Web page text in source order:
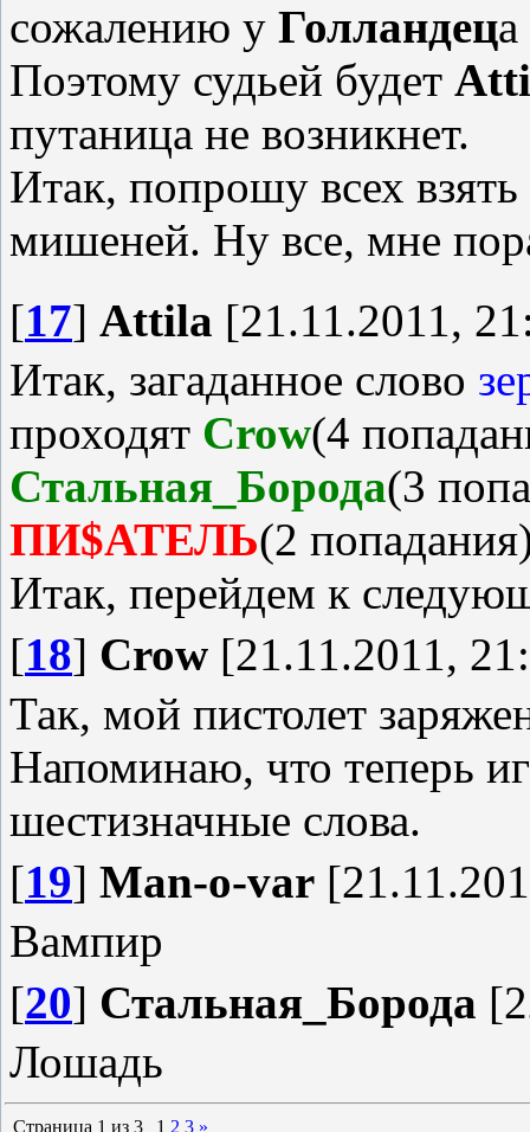
сожалению у Голландец
Поэтому судьей будет
путаница не возникнет.
Итак, попрошу всех
мишеней. Ну все, мне
[17] Attila [21.11.2011,
Итак, загаданное слово
проходят Crow(4
Стальная_Борода(3
ПИ$АТЕЛЬ(2
Итак, перейдем к
[18] Crow [21.11.2011,
Так, мой пистолет
Напоминаю, что теперь
шестизначные слова.
[19] Man-o-var
Вампир
[20] Стальная_Борода
Лошадь
Страница 1 из 3 1 2 3 »